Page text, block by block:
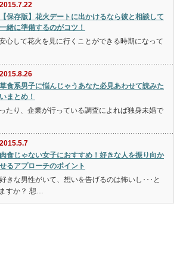
2015.7.22
【保存版】花火デートに出かけるなら彼と相談して
一緒に準備するのがコツ！
心して花火を見に行くことができる時期になって
2015.8.26
草食系男子に悩んじゃうあなた必見あわせて読みた
いまとめ！
たり、企業が行っている調査によれば独身未婚で
2015.5.7
肉食じゃない女子におすすめ！好きな人を振り向か
せるアプローチのポイント
好きな男性がいて、想いを告げるのは怖いし･･･と
すか？ 想…